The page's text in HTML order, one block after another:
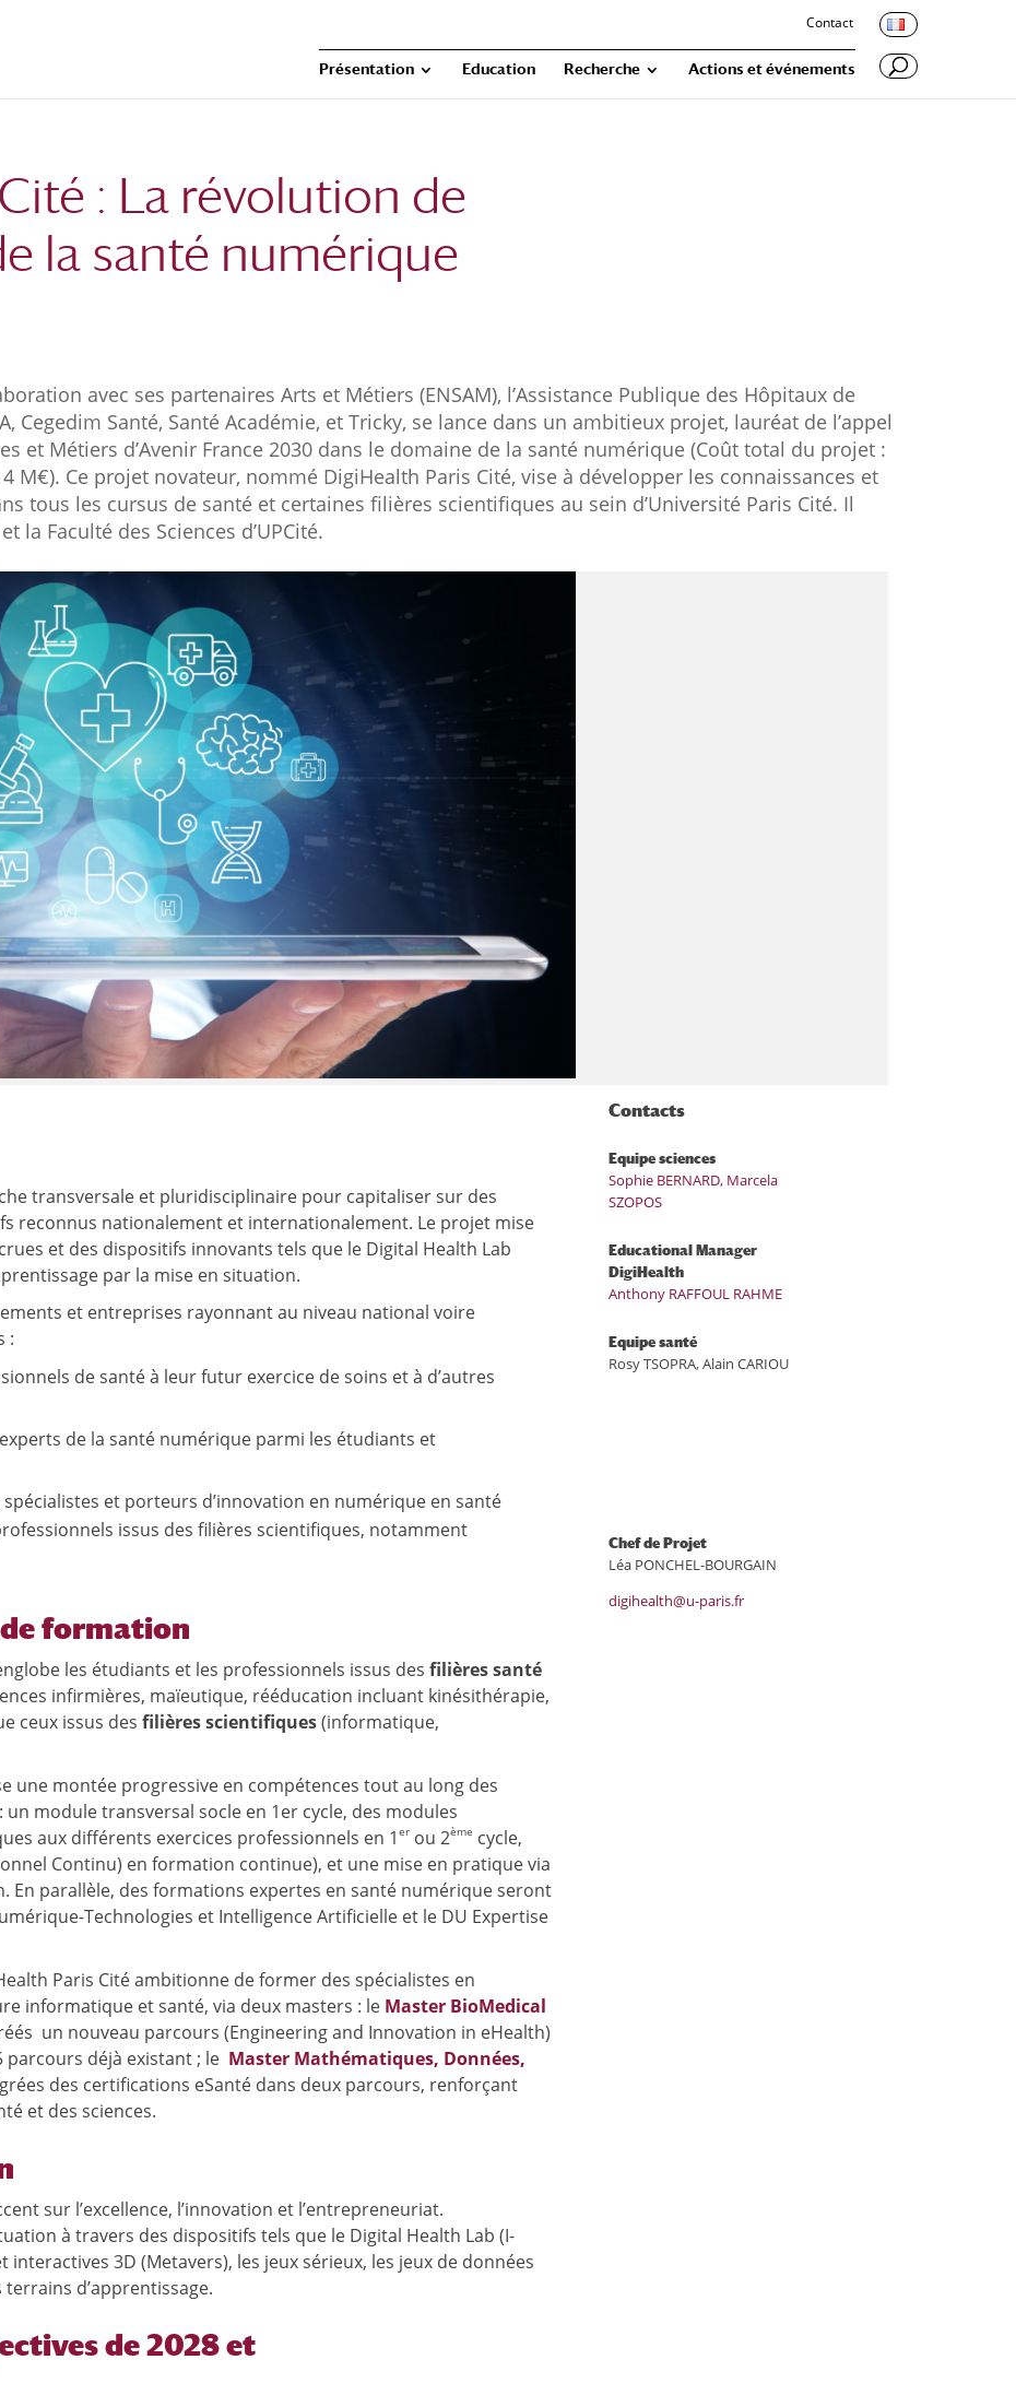
Contact
Présentation Education Recherche Actions et événements
: La révolution de
la santé numérique
avec ses partenaires Arts et Métiers (ENSAM), l’Assistance Publique des Hôpitaux de
Cegedim Santé, Santé Académie, et Tricky, se lance dans un ambitieux projet, lauréat de l’appel
s et Métiers d’Avenir France 2030 dans le domaine de la santé numérique (Coût total du projet :
M€). Ce projet novateur, nommé DigiHealth Paris Cité, vise à développer les connaissances et
tous les cursus de santé et certaines filières scientifiques au sein d’Université Paris Cité. Il
la Faculté des Sciences d’UPCité.
transversale et pluridisciplinaire pour capitaliser sur des
reconnus nationalement et internationalement. Le projet mise
et des dispositifs innovants tels que le Digital Health Lab
par la mise en situation.
et entreprises rayonnant au niveau national voire
:
de santé à leur futur exercice de soins et à d’autres
de la santé numérique parmi les étudiants et
et porteurs d’innovation en numérique en santé
issus des filières scientifiques, notamment
formation
les étudiants et les professionnels issus des filières santé
infirmières, maïeutique, rééducation incluant kinésithérapie,
ceux issus des filières scientifiques(informatique,
une montée progressive en compétences tout au long des
module transversal socle en 1er cycle, des modules
aux différents exercices professionnels en 1 er ou 2ème cycle,
Continu) en formation continue), et une mise en pratique via
En parallèle, des formations expertes en santé numérique seront
Technologies et Intelligence Artificielle et le DU Expertise
Paris Cité ambitionne de former des spécialistes en
informatique et santé, via deux masters : le Master BioMedical
un nouveau parcours (Engineering and Innovation in eHealth)
parcours déjà existant ; le Master Mathématiques, Données,
des certifications eSanté dans deux parcours, renforçant
et des sciences.
sur l’excellence, l’innovation et l’entrepreneuriat.
à travers des dispositifs tels que le Digital Health Lab (I-
3D (Metavers), les jeux sérieux, les jeux de données
d’apprentissage.
de 2028 et
Contacts
Equipe sciences
Sophie BERNARD, Marcela
SZOPOS
Educational Manager
DigiHealth
Anthony RAFFOUL RAHME
Equipe santé
Rosy TSOPRA, Alain CARIOU
Chef de Projet
Léa PONCHEL-BOURGAIN
digihealth@u-paris.fr